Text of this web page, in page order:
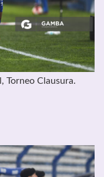
Torneo Clausura.